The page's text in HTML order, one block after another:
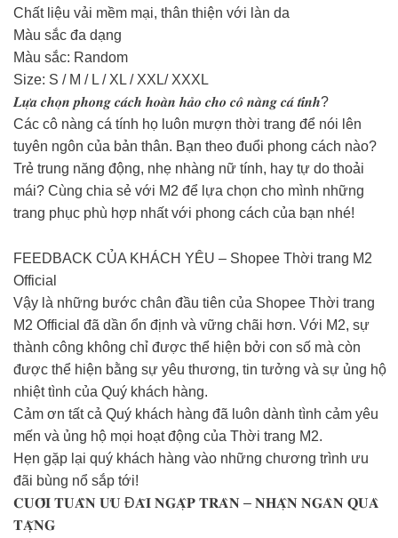
Chất liệu vải mềm mại, thân thiện với làn da
Màu sắc đa dạng
Màu sắc: Random
Size: S / M / L / XL / XXL/ XXXL
𝑳𝒖̛̣𝒂 𝒄𝒉𝒐̣𝒏 𝒑𝒉𝒐𝒏𝒈 𝒄𝒂́𝒄𝒉 𝒉𝒐𝒂̀𝒏 𝒉𝒂̉𝒐 𝒄𝒉𝒐 𝒄𝒐̂ 𝒏𝒂̀𝒏𝒈 𝒄𝒂́ 𝒕𝒊́𝒏𝒉?
Các cô nàng cá tính họ luôn mượn thời trang để nói lên
tuyên ngôn của bản thân. Bạn theo đuổi phong cách nào?
Trẻ trung năng động, nhẹ nhàng nữ tính, hay tự do thoải
mái? Cùng chia sẻ với M2 để lựa chọn cho mình những
trang phục phù hợp nhất với phong cách của bạn nhé!
FEEDBACK CỦA KHÁCH YÊU – Shopee Thời trang M2
Official
Vậy là những bước chân đầu tiên của Shopee Thời trang
M2 Official đã dần ổn định và vững chãi hơn. Với M2, sự
thành công không chỉ được thể hiện bởi con số mà còn
được thể hiện bằng sự yêu thương, tin tưởng và sự ủng hộ
nhiệt tình của Quý khách hàng.
Cảm ơn tất cả Quý khách hàng đã luôn dành tình cảm yêu
mến và ủng hộ mọi hoạt động của Thời trang M2.
Hẹn gặp lại quý khách hàng vào những chương trình ưu
đãi bùng nổ sắp tới!
𝐂𝐔𝐎̂́𝐈 𝐓𝐔𝐀̂̀𝐍 𝐔̛𝐔 Đ𝐀̃𝐈 𝐍𝐆𝐀̣̂𝐏 𝐓𝐑𝐀̀𝐍 – 𝐍𝐇𝐀̣̂𝐍 𝐍𝐆𝐀̀𝐍 𝐐𝐔𝐀̀
𝐓𝐀̣̆𝐍𝐆